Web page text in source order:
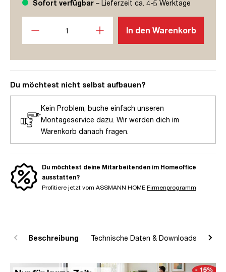
Sofort verfügbar – Lieferzeit ca. 4-5 Werktage
In den Warenkorb
Du möchtest nicht selbst aufbauen?
Kein Problem, buche einfach unseren
Montageservice dazu. Wir werden dich im
Warenkorb danach fragen.
Du möchtest deine Mitarbeitenden im Homeoffice
ausstatten?
Profitiere jetzt vom ASSMANN HOME Firmenprogramm
Beschreibung Technische Daten & Downloads